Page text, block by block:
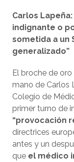
Carlos
indignante o
sometida a un
generalizado”
El broche de
mano de Carlos
Colegio de
primer turno de
“provocación
directrices
antes y un
que el médico